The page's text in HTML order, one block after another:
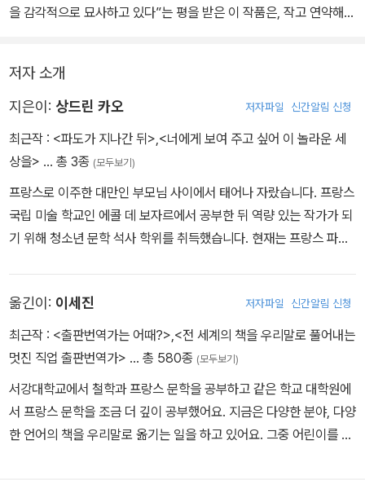
을 감각적으로 묘사하고 있다”는 평을 받은 이 작품은, 작고 연약해
저자 소개
지은이: 상드린 카오 저자파일 신간알림 신청
최근작 : <파도가 지나간 뒤>,<너에게 보여 주고 싶어 이 놀라운 세
상을> … 총 3종 (모두보기)
프랑스로 이주한 대만인 부모님 사이에서 태어나 자랐습니다. 프랑스
국립 미술 학교인 에콜 데 보자르에서 공부한 뒤 역량 있는 작가가 되
기 위해 청소년 문학 석사 학위를 취득했습니다. 현재는 프랑스 파리
작품으로 『너에게 보여 주고 싶어 이 놀라운 세상을』이 있습니다.
옮긴이: 이세진 저자파일 신간알림 신청
최근작 : <출판번역가는 어때?>,<전 세계의 책을 우리말로 풀어내는
멋진 직업 출판번역가> … 총 580종 (모두보기)
서강대학교에서 철학과 프랑스 문학을 공부하고 같은 학교 대학원에
서 프랑스 문학을 조금 더 깊이 공부했어요. 지금은 다양한 분야, 다양
한 언어의 책을 우리말로 옮기는 일을 하고 있어요. 그중 어린이를 위